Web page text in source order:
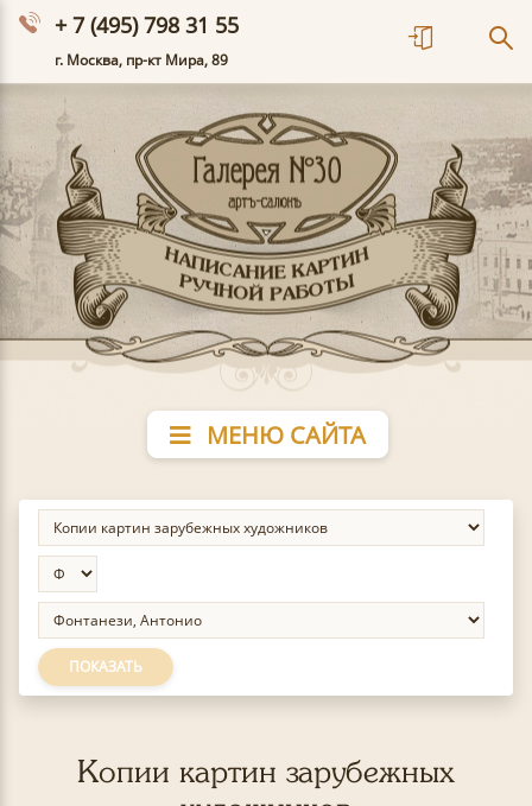
+ 7 (495) 798 31 55
г. Москва, пр-кт Мира, 89
МЕНЮ САЙТА
ПОКАЗАТЬ
Копии картин зарубежных